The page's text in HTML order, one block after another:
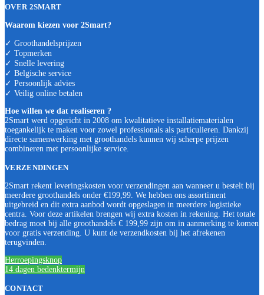
OVER 2SMART
Waarom kiezen voor 2Smart?
✓ Groothandelsprijzen
✓ Topmerken
✓ Snelle levering
✓ Belgische service
✓ Persoonlijk advies
✓ Veilig online betalen
Hoe willen we dat realiseren ?
2Smart werd opgericht in 2008 om kwalitatieve installatiematerialen
toegankelijk te maken voor zowel professionals als particulieren. Dankzij
directe samenwerking met groothandels kunnen wij scherpe prijzen
combineren met persoonlijke service.
VERZENDINGEN
2Smart rekent leveringskosten voor verzendingen aan wanneer u bestelt bij
meerdere groothandels onder €199,99. We hebben ons assortiment
uitgebreid en dit extra aanbod wordt opgeslagen in meerdere logistieke
centra. Voor deze artikelen brengen wij extra kosten in rekening. Het totale
bedrag moet bij alle groothandels € 199,99 zijn om in aanmerking te komen
voor gratis verzending. U kunt de verzendkosten bij het afrekenen
terugvinden.
Herroepingsknop
14 dagen bedenktermijn
CONTACT